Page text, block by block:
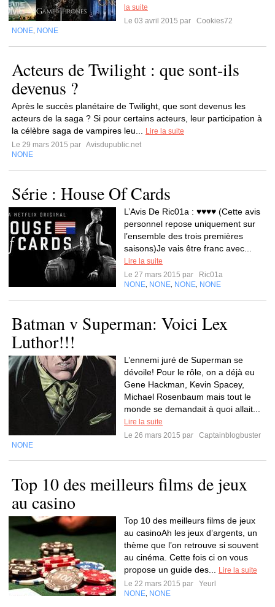
la suite
Le 03 avril 2015 par
Cookies72
NONE NONE
Acteurs de Twilight : que sont-ils
devenus ?
Après le succès planétaire de Twilight, que sont devenus les
acteurs de la saga ? Si pour certains acteurs, leur participation à
la célèbre saga de vampires leu...
Lire la suite
Le 29 mars 2015 par Avisdupublic.net
NONE
Série : House Of Cards
L’Avis De Ric01a : ♥♥♥♥ (Cette avis
personnel repose uniquement sur
l’ensemble des trois premières
saisons)Je vais être franc avec...
Lire la suite
Le 27 mars 2015 par
Ric01a
NONE NONE NONE NONE
Batman v Superman: Voici Lex
Luthor!!!
L’ennemi juré de Superman se
dévoile! Pour le rôle, on a déjà eu
Gene Hackman, Kevin Spacey,
Michael Rosenbaum mais tout le
monde se demandait à quoi allait...
Lire la suite
Le 26 mars 2015 par
Captainblogbuster
NONE
Top 10 des meilleurs films de jeux
au casino
Top 10 des meilleurs films de jeux
au casinoAh les jeux d’argents, un
thème que l’on retrouve si souvent
au cinéma. Cette fois ci on vous
propose un guide des...
Lire la suite
Le 22 mars 2015 par
Yeurl
NONE NONE